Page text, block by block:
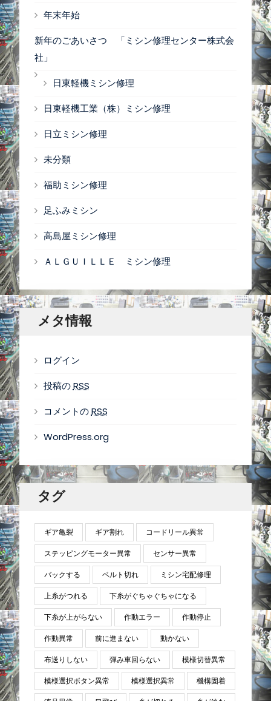
年末年始
新年のごあいさつ 「ミシン修理センター株式会
社」
日東軽機ミシン修理
日東軽機工業（株）ミシン修理
日立ミシン修理
未分類
福助ミシン修理
足ふみミシン
高島屋ミシン修理
ＡＬＧＵＩＬＬＥ ミシン修理
メタ情報
ログイン
投稿のRSS
コメントのRSS
WordPress.org
タグ
ギア亀裂 ギア割れ コードリール異常
ステッピングモーター異常 センサー異常
バックする ベルト切れ ミシン宅配修理
上糸がつれる 下糸がぐちゃぐちゃになる
下糸が上がらない 作動エラー 作動停止
作動異常 前に進まない 動かない
布送りしない 弾み車回らない 模様切替異常
模様選択ボタン異常 模様選択異常 機構固着